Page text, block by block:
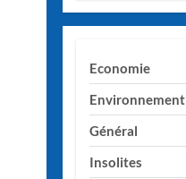
Economie
Environnement
Général
Insolites